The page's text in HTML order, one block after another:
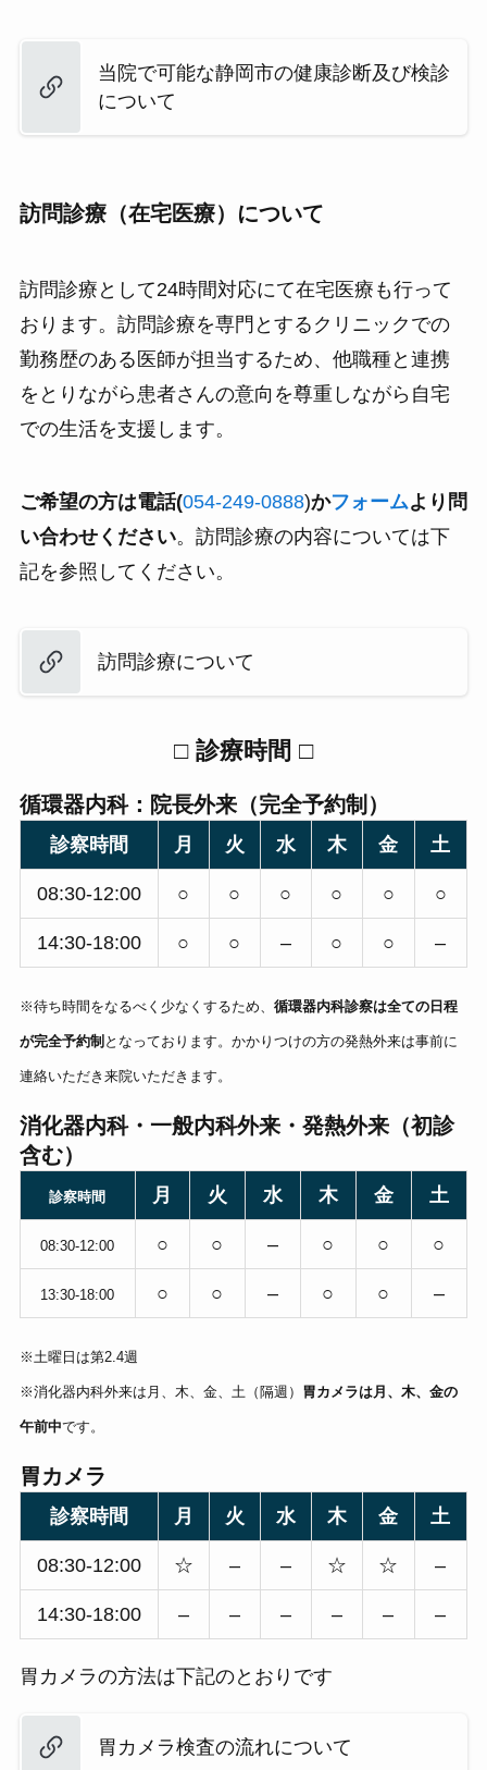
当院で可能な静岡市の健康診断及び検診
について
訪問診療（在宅医療）について
訪問診療として24時間対応にて在宅医療も行って
おります。訪問診療を専門とするクリニックでの
勤務歴のある医師が担当するため、他職種と連携
をとりながら患者さんの意向を尊重しながら自宅
での生活を支援します。
ご希望の方は電話(054-249-0888)かフォームより問
い合わせください。訪問診療の内容については下
記を参照してください。
訪問診療について
□ 診療時間 □
循環器内科：院長外来（完全予約制）
診察時間 月 火 水 木 金 土
08:30-12:00 ○ ○ ○ ○ ○ ○
14:30-18:00 ○ ○ – ○ ○ –
※待ち時間をなるべく少なくするため、 循環器内科診察は全ての日程
が完全予約制 となっております。かかりつけの方の発熱外来は事前に
連絡いただき来院いただきます。
消化器内科・一般内科外来・発熱外来（初診
含む）
診察時間 月 火 水 木 金 土
08:30-12:00 ○ ○ – ○ ○ ○
13:30-18:00 ○ ○ – ○ ○ –
※土曜日は第2.4週
※消化器内科外来は月、木、金、土（隔週） 胃カメラは月、木、金の
午前中です。
胃カメラ
診察時間 月 火 水 木 金 土
08:30-12:00 ☆ – – ☆ ☆ –
14:30-18:00 – – – – – –
胃カメラの方法は下記のとおりです
胃カメラ検査の流れについて